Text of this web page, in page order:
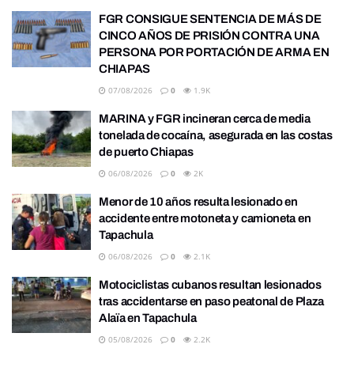
FGR CONSIGUE SENTENCIA DE MÁS DE
CINCO AÑOS DE PRISIÓN CONTRA UNA
PERSONA POR PORTACIÓN DE ARMA EN
CHIAPAS
07/08/2026 0 1.9K
MARINA y FGR incineran cerca de media
tonelada de cocaína, asegurada en las costas
de puerto Chiapas
06/08/2026 0 2K
Menor de 10 años resulta lesionado en
accidente entre motoneta y camioneta en
Tapachula
06/08/2026 0 2.1K
Motociclistas cubanos resultan lesionados
tras accidentarse en paso peatonal de Plaza
Alaïa en Tapachula
05/08/2026 0 2.2K